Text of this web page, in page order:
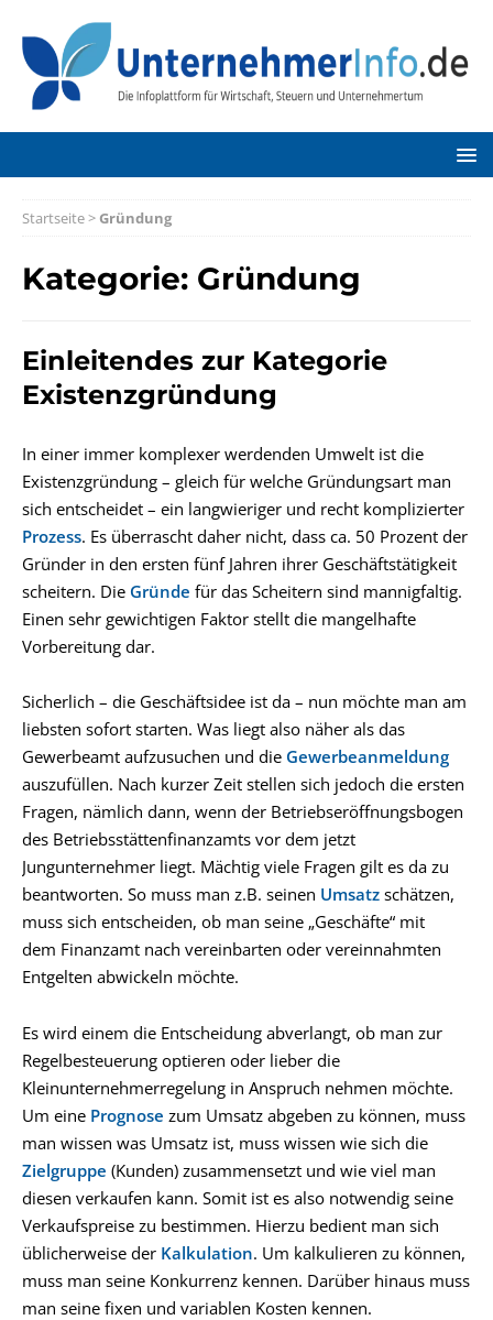
Startseite> Gründung
Kategorie: Gründung
Einleitendes zur Kategorie
Existenzgründung
In einer immer komplexer werdenden Umwelt ist die
Existenzgründung – gleich für welche Gründungsart man
sich entscheidet – ein langwieriger und recht komplizierter
Prozess. Es überrascht daher nicht, dass ca. 50 Prozent der
Gründer in den ersten fünf Jahren ihrer Geschäftstätigkeit
scheitern. Die Gründe für das Scheitern sind mannigfaltig.
Einen sehr gewichtigen Faktor stellt die mangelhafte
Vorbereitung dar.
Sicherlich – die Geschäftsidee ist da – nun möchte man am
liebsten sofort starten. Was liegt also näher als das
Gewerbeamt aufzusuchen und die Gewerbeanmeldung
auszufüllen. Nach kurzer Zeit stellen sich jedoch die ersten
Fragen, nämlich dann, wenn der Betriebseröffnungsbogen
des Betriebsstättenfinanzamts vor dem jetzt
Jungunternehmer liegt. Mächtig viele Fragen gilt es da zu
beantworten. So muss man z.B. seinen Umsatz schätzen,
muss sich entscheiden, ob man seine „Geschäfte“ mit
dem Finanzamt nach vereinbarten oder vereinnahmten
Entgelten abwickeln möchte.
Es wird einem die Entscheidung abverlangt, ob man zur
Regelbesteuerung optieren oder lieber die
Kleinunternehmerregelung in Anspruch nehmen möchte.
Um eine Prognose zum Umsatz abgeben zu können, muss
man wissen was Umsatz ist, muss wissen wie sich die
Zielgruppe (Kunden) zusammensetzt und wie viel man
diesen verkaufen kann. Somit ist es also notwendig seine
Verkaufspreise zu bestimmen. Hierzu bedient man sich
üblicherweise der Kalkulation. Um kalkulieren zu können,
muss man seine Konkurrenz kennen. Darüber hinaus muss
man seine fixen und variablen Kosten kennen.